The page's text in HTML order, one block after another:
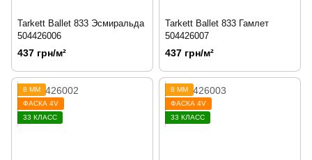
Tarkett Ballet 833 Эсмиральда
504426006
437 грн/м²
Tarkett Ballet 833 Гамлет
504426007
437 грн/м²
8 ММ
ФАСКА 4V
33 КЛАСС
8 ММ
ФАСКА 4V
33 КЛАСС